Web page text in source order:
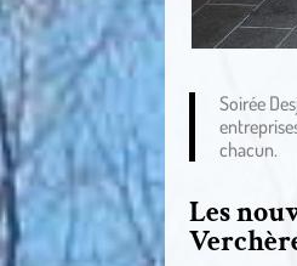
Soirée
chacun.
Les